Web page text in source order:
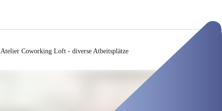
Atelier Coworking Loft - diverse Atbeitsplätze